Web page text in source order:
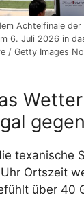
Achtelfinale
6. Juli 2026 in
/ Getty Images
texanische
Ortszeit
über 40